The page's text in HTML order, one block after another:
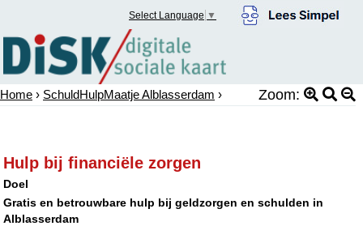
Select Language ▼
Home › SchuldHulpMaatje Alblasserdam › Zoom:
Hulp bij financiële zorgen
Doel
Gratis en betrouwbare hulp bij geldzorgen en schulden in
Alblasserdam